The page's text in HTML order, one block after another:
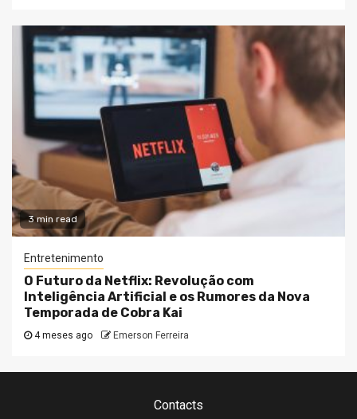
3 min read
Entretenimento
O Futuro da Netflix: Revolução com
Inteligência Artificial e os Rumores da Nova
Temporada de Cobra Kai
4 meses ago Emerson Ferreira
Contacts